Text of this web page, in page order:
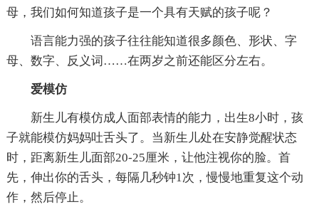
母，我们如何知道孩子是一个具有天赋的孩子呢？
语言能力强的孩子往往能知道很多颜色、形状、字
母、数字、反义词……在两岁之前还能区分左右。
爱模仿
新生儿有模仿成人面部表情的能力，出生8小时，孩
子就能模仿妈妈吐舌头了。当新生儿处在安静觉醒状态
时，距离新生儿面部20-25厘米，让他注视你的脸。首
先，伸出你的舌头，每隔几秒钟1次，慢慢地重复这个动
作，然后停止。